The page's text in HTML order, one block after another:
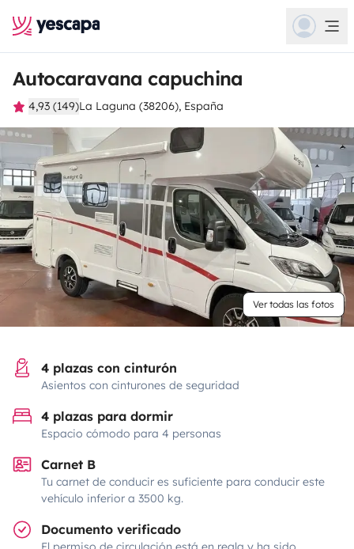
Autocaravana capuchina
4,93 (149)La Laguna (38206), España
Ver todas las fotos
4 plazas con cinturón
Asientos con cinturones de seguridad
4 plazas para dormir
Espacio cómodo para 4 personas
Carnet B
Tu carnet de conducir es suficiente para conducir este
vehículo inferior a 3500 kg.
Documento verificado